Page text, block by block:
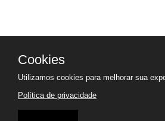
Cookies
Utilizamos cookies para melhorar sua
Política de privacidade